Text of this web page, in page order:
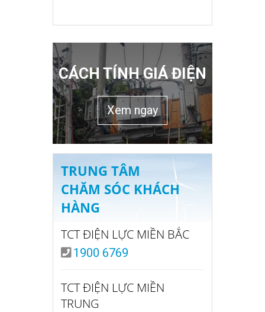
CÁCH TÍNH GIÁ ĐIỆN
Xem ngay
TRUNG TÂM
CHĂM SÓC KHÁCH
HÀNG
TCT ĐIỆN LỰC MIỀN BẮC
1900 6769
TCT ĐIỆN LỰC MIỀN
TRUNG